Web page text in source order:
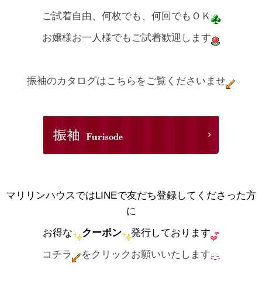
ご試着自由、何枚でも、何回でもＯＫ
お嬢様お一人様でもご試着歓迎します
振袖のカタログはこちらをご覧くださいませ
マリリンハウスではLINEで友だち登録してくださった方
に
お得な
クーポン
発行しております
コチラ
をクリックお願いいたします